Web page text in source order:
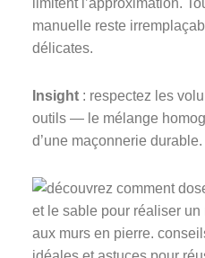
manuelle reste
délicates.
Insight : respectez les
outils — le mélange
d’une maçonnerie durable.